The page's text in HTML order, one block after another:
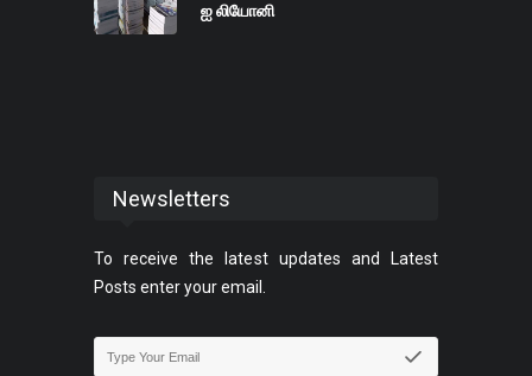
ஐ லியோனி
Newsletters
To receive the latest updates and Latest
Posts enter your email.